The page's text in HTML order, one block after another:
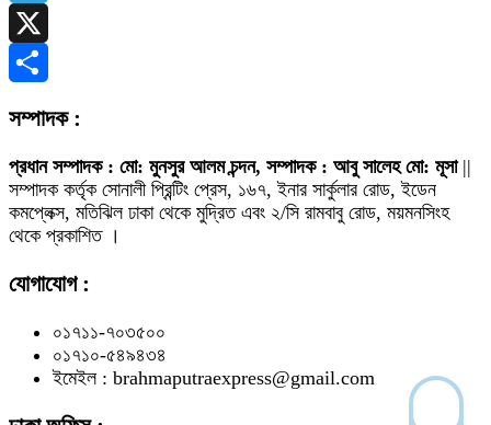
Telegram
X
সম্পাদক :
প্রধান সম্পাদক : মো: মুনসুর আলম চন্দন, সম্পাদক : আবু সালেহ মো: মূসা||
সম্পাদক কর্তৃক সোনালী প্রিন্টিং প্রেস, ১৬৭, ইনার সার্কুলার রোড, ইডেন
কমপ্লেক্স, মতিঝিল ঢাকা থেকে মুদ্রিত এবং ২/সি রামবাবু রোড, ময়মনসিংহ
থেকে প্রকাশিত ।
যোগাযোগ :
০১৭১১-৭০৩৫০০
০১৭১০-৫৪৯৪৩৪
ইমেইল : brahmaputraexpress@gmail.com